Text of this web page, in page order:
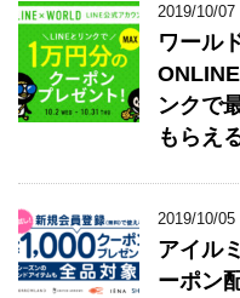
2019/10/07
ワール
ンクで
もらえ
2019/10/05
アイル
ーポン